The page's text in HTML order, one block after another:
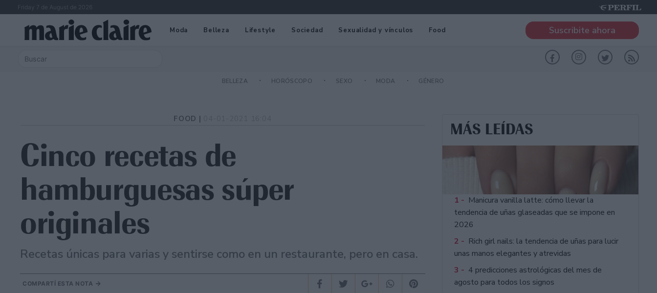
Friday 7 de August de 2026
Moda Belleza Lifestyle Sociedad Sexualidad y vínculos Food Suscribite ahora
BELLEZA HORÓSCOPO SEXO MODA GÉNERO
FOOD |
Cinco recetas de
hamburguesas súper
originales
Recetas únicas para varias y sentirse como en un restaurante, pero en casa.
COMPARTÍ ESTA NOTA
MÁS LEÍDAS
1 - Manicura vanilla latte: cómo llevar la
tendencia de uñas glaseadas que se impone en
2026
2 - Rich girl nails: la tendencia de uñas para lucir
unas manos elegantes y atrevidas
3 - 4 predicciones astrológicas del mes de
agosto para todos los signos